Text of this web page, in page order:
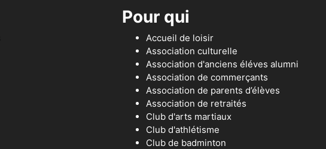
Pour qui
Accueil de loisir
Association culturelle
Association d'anciens éléves alumni
Association de commerçants
Association de parents d’élèves
Association de retraités
Club d'arts martiaux
Club d'athlétisme
Club de badminton